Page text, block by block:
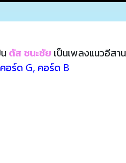
ตัส ชนะชัย เป็นเพลงแนวอีสา
คอร์ด G, คอร์ด B